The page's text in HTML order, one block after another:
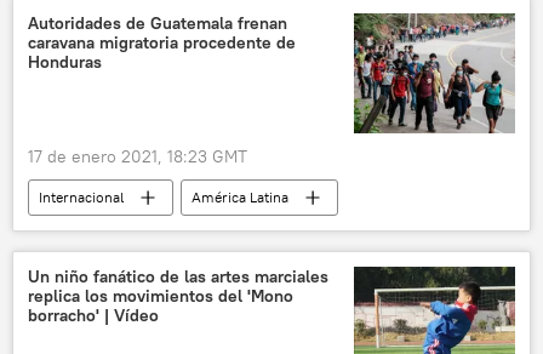
vacunación contra el COVID-19
problemas
presión
Unión Europea (UE)
Autoridades de Guatemala frenan
caravana migratoria procedente de
Honduras
17 de enero 2021, 18:23 GMT
Internacional
América Latina
Honduras
Guatemala
migración
noticias
Un niño fanático de las artes marciales
replica los movimientos del 'Mono
borracho' | Vídeo